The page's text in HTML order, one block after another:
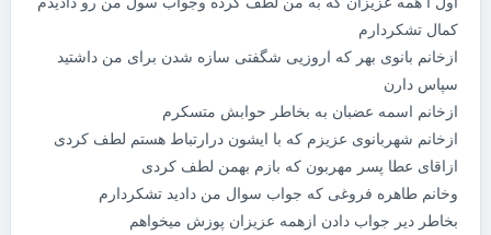
کمال تشکردارم
ازخانم بانوی بهر که اروزیی شگفتی سازه شدن برای من داشتید
سپاس دارن
ازخانم اسمه عضبان به بخاطر حوابش متسکرم
ازخانم شهربانوی عزیزم که با ایشون درارتباط هستم لطف کردی
ازاقای عطا پسر مهربون که بازم بهمن لطف کردی
وخانم طاهره فروغی که جواب سوال من دادید تشکردارم
بخاطر دیر جواب دادن ازهمه عزیزان پوزش میخواهم